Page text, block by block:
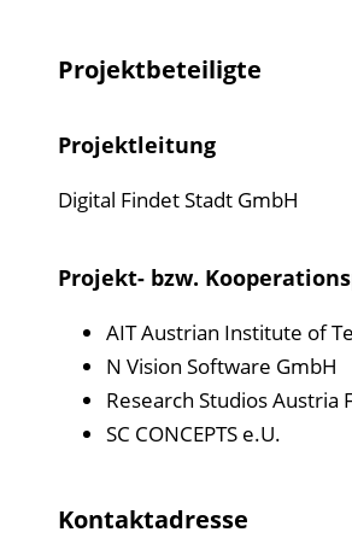
Projektbeteiligte
Projektleitung
Digital Findet Stadt GmbH
Projekt- bzw.
AIT Austrian Institute of
N Vision Software GmbH
Research Studios Austria
SC CONCEPTS e.U.
Kontaktadresse